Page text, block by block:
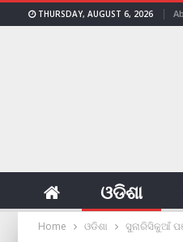
THURSDAY, AUGUST 6, 2026
ଓଡିଶା
Home ଓଡିଶା ସୁନାରିସିକୁଆଁ